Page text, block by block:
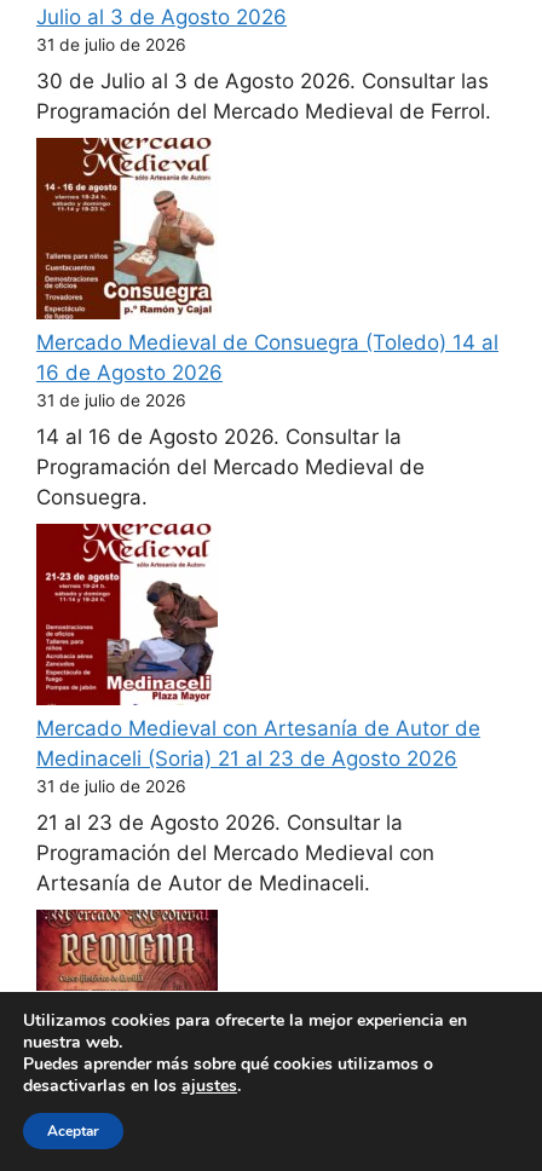
Julio al 3 de Agosto 2026
31 de julio de 2026
30 de Julio al 3 de Agosto 2026. Consultar las
Programación del Mercado Medieval de Ferrol.
Mercado Medieval de Consuegra (Toledo) 14 al
16 de Agosto 2026
31 de julio de 2026
14 al 16 de Agosto 2026. Consultar la
Programación del Mercado Medieval de
Consuegra.
Mercado Medieval con Artesanía de Autor de
Medinaceli (Soria) 21 al 23 de Agosto 2026
31 de julio de 2026
21 al 23 de Agosto 2026. Consultar la
Programación del Mercado Medieval con
Artesanía de Autor de Medinaceli.
Mercado Medieval de Requena (Valencia) 21 al
23 de Agosto 2026
Utilizamos cookies para ofrecerte la mejor experiencia en
nuestra web.
Puedes aprender más sobre qué cookies utilizamos o
desactivarlas en los ajustes.
Aceptar